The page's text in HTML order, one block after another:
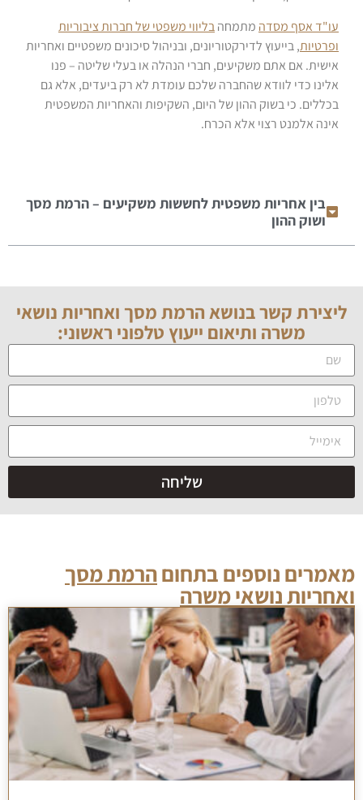
עו"ד אסף מסדה מתמחהבליווי משפטי של חברות ציבוריות
ופרטיות, בייעוץ לדירקטוריונים, ובניהול סיכונים משפטיים ואחריות
אישית. אם אתם משקיעים, חברי הנהלה או בעלי שליטה – פנו
אלינו כדי לוודא שהחברה שלכם עומדת לא רק ביעדים, אלא גם
בכללים. כי בשוק ההון של היום, השקיפות והאחריות המשפטית
אינה אלמנט רצוי אלא הכרח.
בין אחריות משפטית לחששות משקיעים – הרמת מסך
ושוק ההון
ליצירת קשר בנושא הרמת מסך ואחריות נושאי
משרה ותיאום ייעוץ טלפוני ראשוני:
שליחה
מאמרים נוספים בתחוםהרמת מסך
ואחריות נושאי משרה